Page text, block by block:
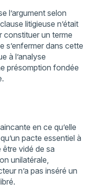
l’argument selon
litigieuse n’était
constituer un terme
s’enfermer dans cette
à l’analyse
présomption fondée
en ce qu’elle
pacte essentiel à
être vidé de sa
unilatérale,
n’a pas inséré un